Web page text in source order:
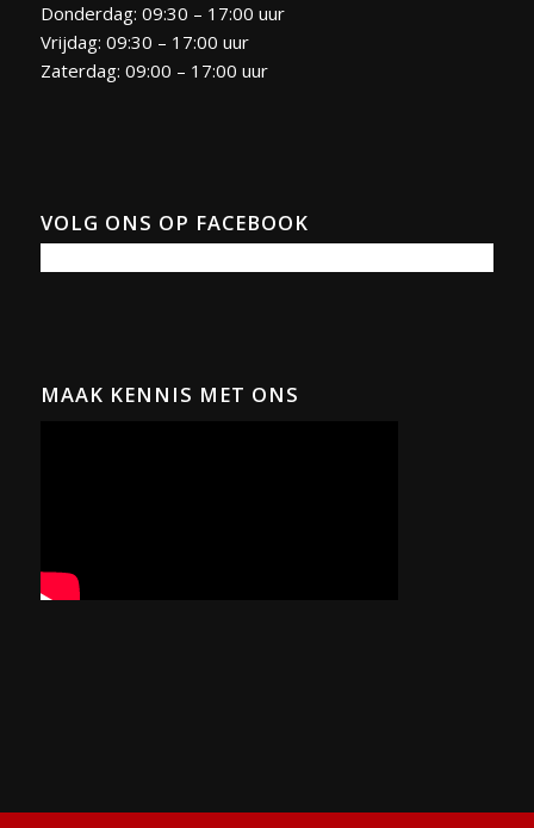
Donderdag: 09:30 – 17:00 uur
Vrijdag: 09:30 – 17:00 uur
Zaterdag: 09:00 – 17:00 uur
VOLG ONS OP FACEBOOK
MAAK KENNIS MET ONS